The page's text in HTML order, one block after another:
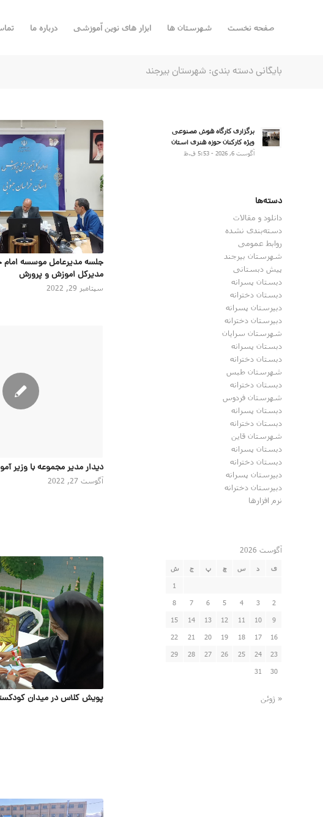
صفحه نخست شهرستان ها ابزار های نوین آموزشی درباره ما
بایگانی دسته بندی: شهرستان بیرجند
جلسه مدیرعامل موسسه
مدیرکل اموزش و پرورش
سپتامبر 29, 2022
دیدار مدیر مجموعه با وزیر
آگوست 27, 2022
پویش کلاس در میدان
برگزاری کارگاه هوش مصنوعی
ویژه کارکنان حوزه هنری استان
آگوست 6, 2026 - 5:53 ق.ظ
دسته‌ها
دانلود و مقالات
دسته‌بندی نشده
روابط عمومی
شهرستان بیرجند
پیش دبستانی
دبستان پسرانه
دبستان دخترانه
دبیرستان پسرانه
دبیرستان دخترانه
شهرستان سرایان
دبستان پسرانه
دبستان دخترانه
شهرستان طبس
دبستان دخترانه
شهرستان فردوس
دبستان پسرانه
دبستان دخترانه
شهرستان قاین
دبستان پسرانه
دبستان دخترانه
دبیرستان پسرانه
دبیرستان دخترانه
نرم افزارها
آگوست 2026
ی د س چ پ ج ش
1
2
3
4
5
6
7
8
9
10
11
12
13
14
15
16
17
18
19
20
21
22
23
24
25
26
27
28
29
30
31
« ژوئن